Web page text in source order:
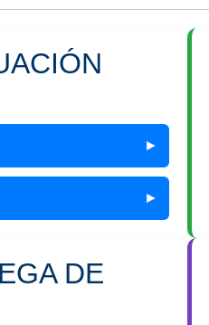
►
►
DE